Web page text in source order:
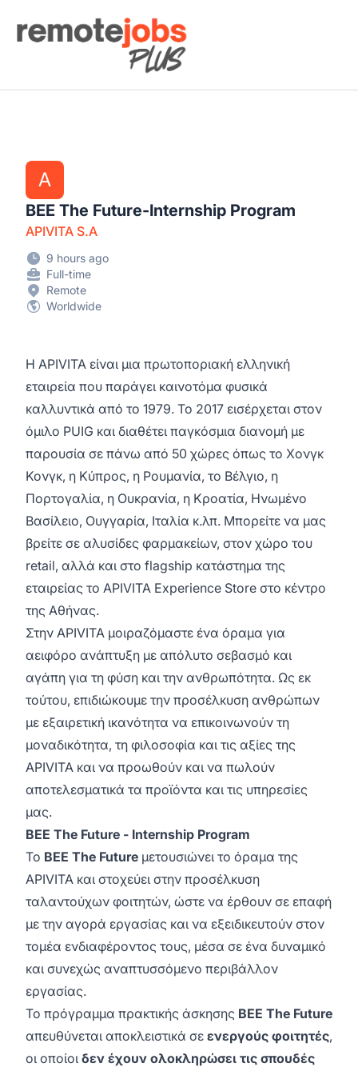
Remote Jobs Plus
A
BEE The Future-Internship Program
APIVITA S.A
9 hours ago
Full-time
Remote
Worldwide
Η APIVITA είναι μια πρωτοποριακή ελληνική
εταιρεία που παράγει καινοτόμα φυσικά
καλλυντικά από το 1979. To 2017 εισέρχεται στον
όμιλο PUIG και διαθέτει παγκόσμια διανομή με
παρουσία σε πάνω από 50 χώρες όπως το Χονγκ
Κονγκ, η Κύπρος, η Ρουμανία, το Βέλγιο, η
Πορτογαλία, η Ουκρανία, η Κροατία, Ηνωμένο
Βασίλειο, Ουγγαρία, Ιταλία κ.λπ. Μπορείτε να μας
βρείτε σε αλυσίδες φαρμακείων, στον χώρο του
retail, αλλά και στο flagship κατάστημα της
εταιρείας το APIVITA Experience Store στο κέντρο
της Αθήνας.
Στην APIVITA μοιραζόμαστε ένα όραμα για
αειφόρο ανάπτυξη με απόλυτο σεβασμό και
αγάπη για τη φύση και την ανθρωπότητα. Ως εκ
τούτου, επιδιώκουμε την προσέλκυση ανθρώπων
με εξαιρετική ικανότητα να επικοινωνούν τη
μοναδικότητα, τη φιλοσοφία και τις αξίες της
APIVITA και να προωθούν και να πωλούν
αποτελεσματικά τα προϊόντα και τις υπηρεσίες
μας.
BEE The Future - Internship Program
Το BEE The Future μετουσιώνει το όραμα της
APIVITA και στοχεύει στην προσέλκυση
ταλαντούχων φοιτητών, ώστε να έρθουν σε επαφή
με την αγορά εργασίας και να εξειδικευτούν στον
τομέα ενδιαφέροντος τους, μέσα σε ένα δυναμικό
και συνεχώς αναπτυσσόμενο περιβάλλον
εργασίας.
Το πρόγραμμα πρακτικής άσκησης BEE The Future
απευθύνεται αποκλειστικά σε ενεργούς φοιτητές,
οι οποίοι δεν έχουν ολοκληρώσει τις σπουδές